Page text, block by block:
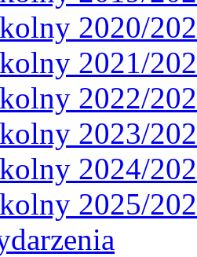
2020/
2021/
2022/
2023/
2024/
2025/